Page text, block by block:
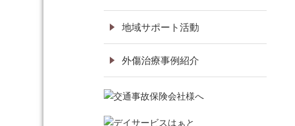
地域サポート活動
外傷治療事例紹介